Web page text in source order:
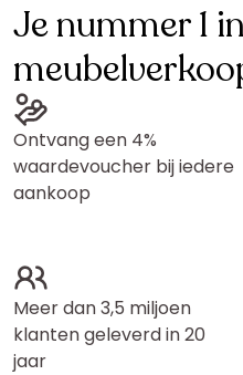
Je nummer 1
Ontvang een 4%
waardevoucher bij iedere
aankoop
Meer dan 3,5 miljoen
klanten geleverd in 20
jaar